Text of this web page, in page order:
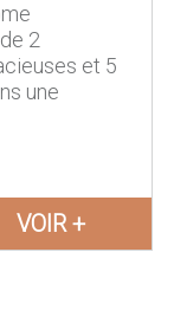
2
et 5
une
VOIR +